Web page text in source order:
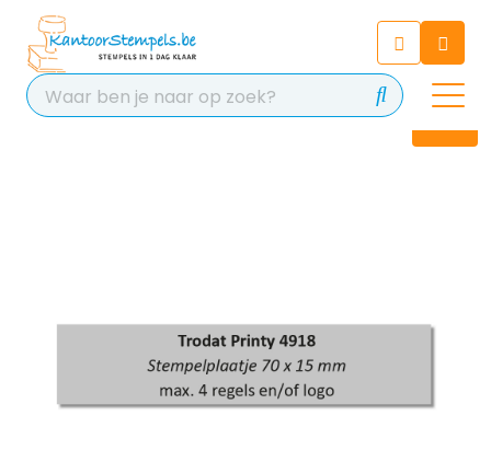
Chat 24/7 met onze chatbot
voor hulp
Contact